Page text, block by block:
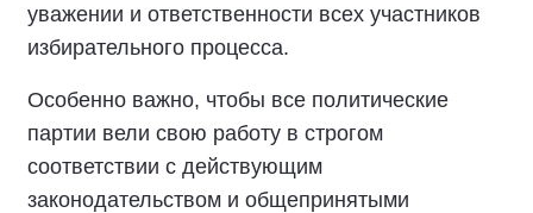
уважении и ответственности всех участников
избирательного процесса.
Особенно важно, чтобы все политические
партии вели свою работу в строгом
соответствии с действующим
законодательством и общепринятыми